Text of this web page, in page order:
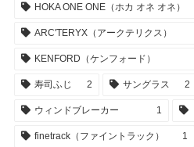
HOKA ONE ONE（ホカ オネ オネ）
ARC'TERYX（アークテリクス）
KENFORD（ケンフォード）
寿司ふじ 2 サングラス 2
ウィンドブレーカー 1
finetrack（ファイントラック） 1